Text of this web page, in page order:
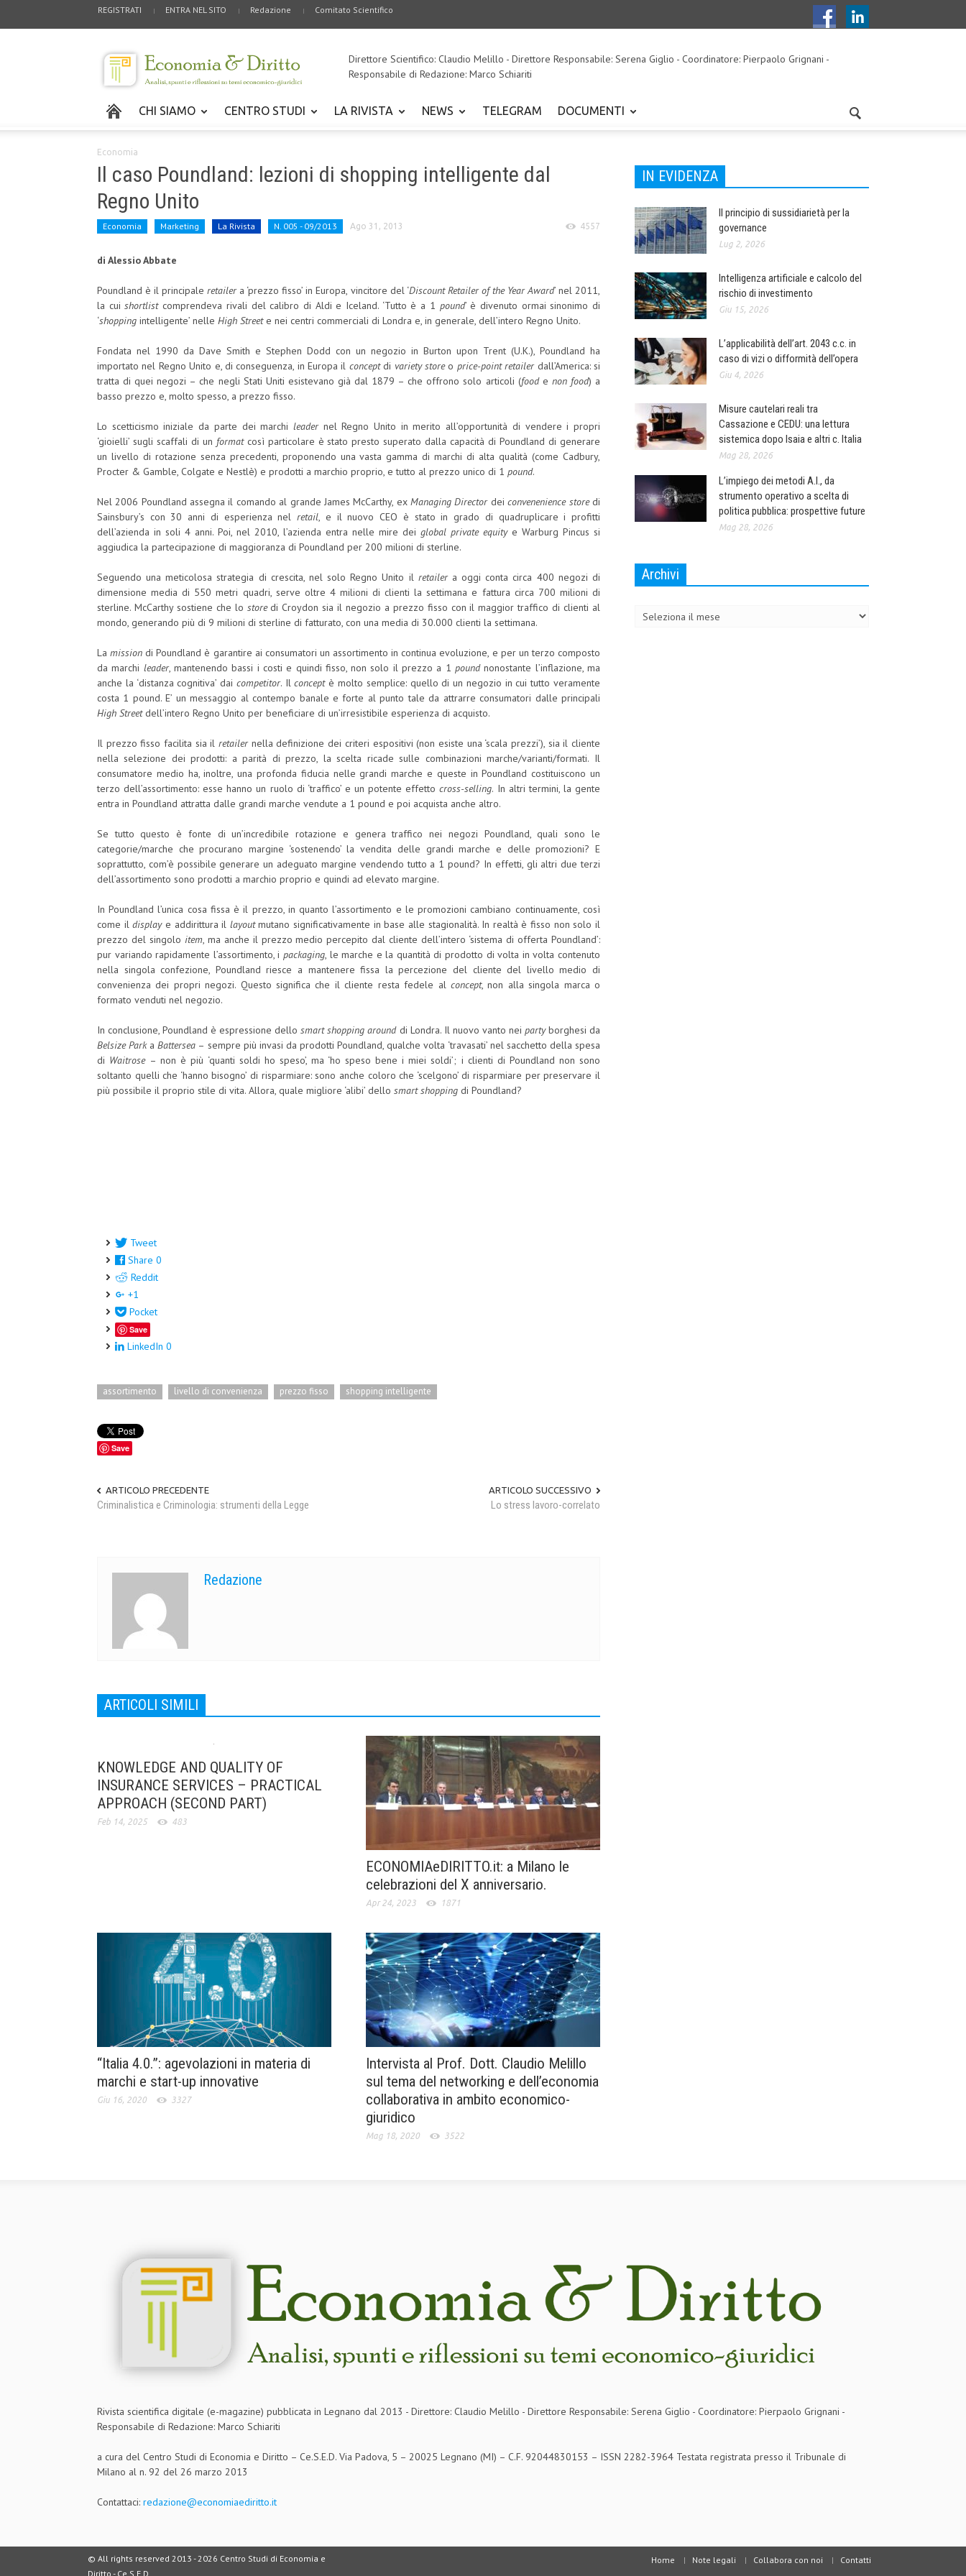
REGISTRATI ENTRA NEL SITO Redazione Comitato Scientifico
Direttore Scientifico: Claudio Melillo - Direttore Responsabile: Serena Giglio - Coordinatore: Pierpaolo Grignani -
Responsabile di Redazione: Marco Schiariti
CHI SIAMO CENTRO STUDI LA RIVISTA NEWS TELEGRAM DOCUMENTI
Economia
Il caso Poundland: lezioni di shopping intelligente dal
Regno Unito
Economia Marketing La Rivista N. 005 - 09/2013 Ago 31, 2013 4557
di Alessio Abbate
Poundland è il principaleretailera ‘prezzo fisso’ in Europa, vincitore del ‘Discount Retailer of the Year Award’ nel 2011,
la cuishortlistcomprendeva rivali del calibro di Aldi e Iceland. ‘Tutto è a 1 pound’ è divenuto ormai sinonimo di
‘shopping intelligente’ nelle High Streete nei centri commerciali di Londra e, in generale, dell’intero Regno Unito.
Fondata nel 1990 da Dave Smith e Stephen Dodd con un negozio in Burton upon Trent (U.K.), Poundland ha
importato nel Regno Unito e, di conseguenza, in Europa il conceptdi variety storeo price-point retailerdall’America: si
tratta di quei negozi – che negli Stati Uniti esistevano già dal 1879 – che offrono solo articoli (foode non food) a
basso prezzo e, molto spesso, a prezzo fisso.
Lo scetticismo iniziale da parte dei marchi leadernel Regno Unito in merito all’opportunità di vendere i propri
‘gioielli’ sugli scaffali di un formatcosì particolare è stato presto superato dalla capacità di Poundland di generare
un livello di rotazione senza precedenti, proponendo una vasta gamma di marchi di alta qualità (come Cadbury,
Procter & Gamble, Colgate e Nestlè) e prodotti a marchio proprio, e tutto al prezzo unico di 1 pound.
Nel 2006 Poundland assegna il comando al grande James McCarthy, exManaging Directordeiconvenenience storedi
Sainsbury’s con 30 anni di esperienza nelretail, e il nuovo CEO è stato in grado di quadruplicare i profitti
dell’azienda in soli 4 anni. Poi, nel 2010, l’azienda entra nelle mire dei global private equitye Warburg Pincus si
aggiudica la partecipazione di maggioranza di Poundland per 200 milioni di sterline.
Seguendo una meticolosa strategia di crescita, nel solo Regno Unito il retailera oggi conta circa 400 negozi di
dimensione media di 550 metri quadri, serve oltre 4 milioni di clienti la settimana e fattura circa 700 milioni di
sterline. McCarthy sostiene che lo storedi Croydon sia il negozio a prezzo fisso con il maggior traffico di clienti al
mondo, generando più di 9 milioni di sterline di fatturato, con una media di 30.000 clienti la settimana.
Lamission di Poundland è garantire ai consumatori un assortimento in continua evoluzione, e per un terzo composto
da marchi leader, mantenendo bassi i costi e quindi fisso, non solo il prezzo a 1poundnonostante l’inflazione, ma
anche la ‘distanza cognitiva’ dai competitor. Ilconceptè molto semplice: quello di un negozio in cui tutto veramente
costa 1 pound. E’ un messaggio al contempo banale e forte al punto tale da attrarre consumatori dalle principali
High Streetdell’intero Regno Unito per beneficiare di un’irresistibile esperienza di acquisto.
Il prezzo fisso facilita sia ilretailernella definizione dei criteri espositivi (non esiste una ‘scala prezzi’), sia il cliente
nella selezione dei prodotti: a parità di prezzo, la scelta ricade sulle combinazioni marche/varianti/formati. Il
consumatore medio ha, inoltre, una profonda fiducia nelle grandi marche e queste in Poundland costituiscono un
terzo dell’assortimento: esse hanno un ruolo di ‘traffico’ e un potente effettocross-selling. In altri termini, la gente
entra in Poundland attratta dalle grandi marche vendute a 1 pound e poi acquista anche altro.
Se tutto questo è fonte di un’incredibile rotazione e genera traffico nei negozi Poundland, quali sono le
categorie/marche che procurano margine ‘sostenendo’ la vendita delle grandi marche e delle promozioni? E
soprattutto, com’è possibile generare un adeguato margine vendendo tutto a 1 pound? In effetti, gli altri due terzi
dell’assortimento sono prodotti a marchio proprio e quindi ad elevato margine.
In Poundland l’unica cosa fissa è il prezzo, in quanto l’assortimento e le promozioni cambiano continuamente, così
come ildisplaye addirittura il layoutmutano significativamente in base alle stagionalità. In realtà è fisso non solo il
prezzo del singolo item, ma anche il prezzo medio percepito dal cliente dell’intero ‘sistema di offerta Poundland’:
pur variando rapidamente l’assortimento, i packaging, le marche e la quantità di prodotto di volta in volta contenuto
nella singola confezione, Poundland riesce a mantenere fissa la percezione del cliente del livello medio di
convenienza dei propri negozi. Questo significa che il cliente resta fedele al concept, non alla singola marca o
formato venduti nel negozio.
In conclusione, Poundland è espressione dellosmart shopping arounddi Londra. Il nuovo vanto nei partyborghesi da
Belsize ParkaBattersea – sempre più invasi da prodotti Poundland, qualche volta ‘travasati’ nel sacchetto della spesa
di Waitrose – non è più ‘quanti soldi ho speso’, ma ‘ho speso bene i miei soldi’; i clienti di Poundland non sono
soltanto quelli che ‘hanno bisogno’ di risparmiare: sono anche coloro che ‘scelgono’ di risparmiare per preservare il
più possibile il proprio stile di vita. Allora, quale migliore ‘alibi’ dello smart shopping di Poundland?
Tweet
Share 0
Reddit
+1
Pocket
Save
LinkedIn 0
assortimento livello di convenienza prezzo fisso shopping intelligente
Save
ARTICOLO PRECEDENTE
Criminalistica e Criminologia: strumenti della Legge
ARTICOLO SUCCESSIVO
Lo stress lavoro-correlato
Redazione
ARTICOLI SIMILI
KNOWLEDGE AND QUALITY OF
INSURANCE SERVICES – PRACTICAL
APPROACH (SECOND PART)
Feb 14, 2025 483
ECONOMIAeDIRITTO.it: a Milano le
celebrazioni del X anniversario.
Apr 24, 2023 1871
“Italia 4.0.”: agevolazioni in materia di
marchi e start-up innovative
Giu 16, 2020 3327
Intervista al Prof. Dott. Claudio Melillo
sul tema del networking e dell’economia
collaborativa in ambito economico-
giuridico
Mag 18, 2020 3522
IN EVIDENZA
Il principio di sussidiarietà per la
governance
Lug 2, 2026
Intelligenza artificiale e calcolo del
rischio di investimento
Giu 15, 2026
L’applicabilità dell’art. 2043 c.c. in
caso di vizi o difformità dell’opera
Giu 4, 2026
Misure cautelari reali tra
Cassazione e CEDU: una lettura
sistemica dopo Isaia e altri c. Italia
Mag 28, 2026
L’impiego dei metodi A.I., da
strumento operativo a scelta di
politica pubblica: prospettive future
Mag 28, 2026
Archivi
Rivista scientifica digitale (e-magazine) pubblicata in Legnano dal 2013 - Direttore: Claudio Melillo - Direttore Responsabile: Serena Giglio - Coordinatore: Pierpaolo Grignani -
Responsabile di Redazione: Marco Schiariti
a cura del Centro Studi di Economia e Diritto – Ce.S.E.D. Via Padova, 5 – 20025 Legnano (MI) – C.F. 92044830153 – ISSN 2282-3964 Testata registrata presso il Tribunale di
Milano al n. 92 del 26 marzo 2013
Contattaci: redazione@economiaediritto.it
© All rights reserved 2013 -2026 Centro Studi di Economia e
Diritto - Ce.S.E.D.
Home Note legali Collabora con noi Contatti